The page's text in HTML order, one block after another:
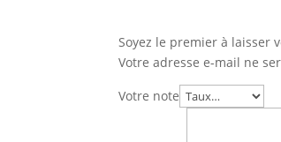
Soyez le premier à laisser
Votre adresse e-mail ne
Votre note